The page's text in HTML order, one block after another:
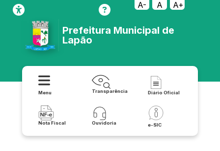
A- A A+
Prefeitura Municipal de
Lapão
Menu Transparência Diário Oficial
Nota Fiscal Ouvidoria e-SIC